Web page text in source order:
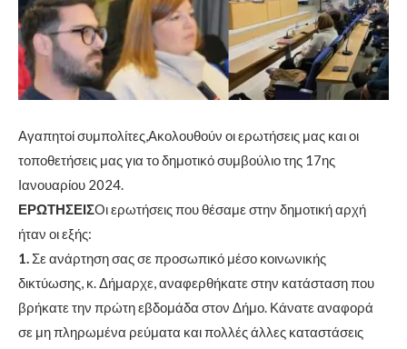
Αγαπητοί συμπολίτες,Ακολουθούν οι ερωτήσεις μας και οι
τοποθετήσεις μας για το δημοτικό συμβούλιο της 17ης
Ιανουαρίου 2024.
ΕΡΩΤΗΣΕΙΣΟι ερωτήσεις που θέσαμε στην δημοτική αρχή
ήταν οι εξής:
1. Σε ανάρτηση σας σε προσωπικό μέσο κοινωνικής
δικτύωσης, κ. Δήμαρχε, αναφερθήκατε στην κατάσταση που
βρήκατε την πρώτη εβδομάδα στον Δήμο. Κάνατε αναφορά
σε μη πληρωμένα ρεύματα και πολλές άλλες καταστάσεις